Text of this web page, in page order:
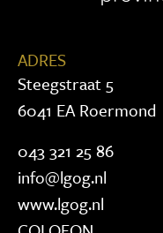
ADRES
Steegstraat 5
6041 EA Roermond
043 321 25 86
info@lgog.nl
www.lgog.nl